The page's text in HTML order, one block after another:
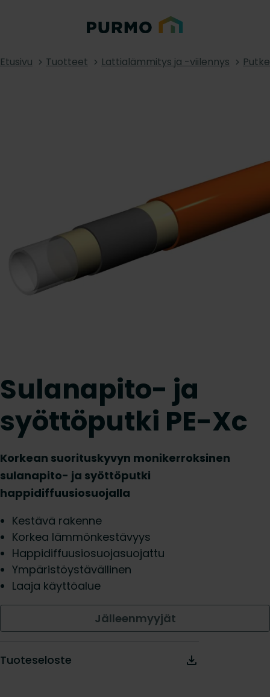
Etusivu Tuotteet Lattialämmitys ja -viilennys
Sulanapito- ja
syöttöputki PE-Xc
Korkean suorituskyvyn monikerroksinen
sulanapito- ja syöttöputki
happidiffuusiosuojalla
Kestävä rakenne
Korkea lämmönkestävyys
Happidiffuusiosuojasuojattu
Ympäristöystävällinen
Laaja käyttöalue
Jälleenmyyjät
Tuoteseloste